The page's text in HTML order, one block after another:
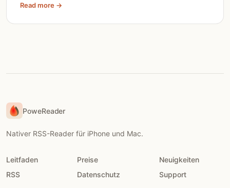
Read more →
PoweReader
Nativer RSS-Reader für iPhone und Mac.
Leitfaden Preise
Neuigkeiten
RSS
Datenschutz Support